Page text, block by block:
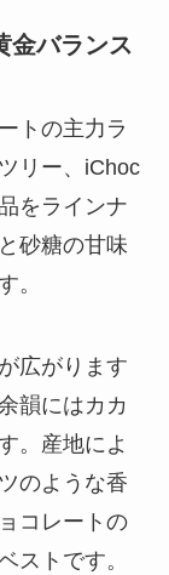
金バランス
トの主力ラ
リー、iChoc
をラインナ
砂糖の甘味
。
広がります
韻にはカカ
。産地によ
のような香
コレートの
ストです。